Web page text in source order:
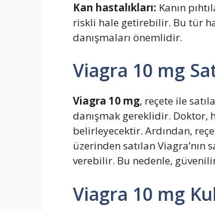
Kan hastalıkları: Kanın
riskli hale getirebilir. Bu tür
danışmaları önemlidir.
Viagra 10 mg
Viagra 10 mg, reçete ile
danışmak gereklidir. Doktor,
belirleyecektir. Ardından,
üzerinden satılan
verebilir. Bu nedenle,
Viagra 10 mg